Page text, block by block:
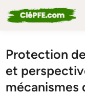
to
Protection
et
mécanismes